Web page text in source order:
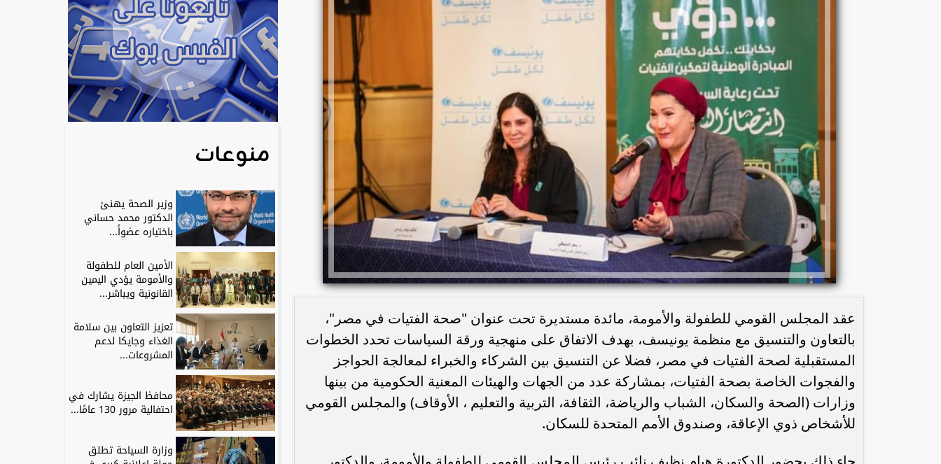
عقد المجلس القومي للطفولة والأمومة، مائدة مستديرة تحت عنوان "صحة الفتيات في مصر"،
بالتعاون والتنسيق مع منظمة يونيسف، بهدف الاتفاق على منهجية ورقة السياسات تحدد الخطوات
المستقبلية لصحة الفتيات في مصر، فضلا عن التنسيق بين الشركاء والخبراء لمعالجة الحواجز
والفجوات الخاصة بصحة الفتيات، بمشاركة عدد من الجهات والهيئات المعنية الحكومية من بينها
وزارات (الصحة والسكان، الشباب والرياضة، الثقافة، التربية والتعليم ، الأوقاف) والمجلس القومي
للأشخاص ذوي الإعاقة، وصندوق الأمم المتحدة للسكان.
منوعات
وزير الصحة يهنئ
الدكتور محمد حساني
باختياره عضواً...
الأمين العام للطفولة
والأمومة يؤدي اليمين
القانونية ويباشر...
تعزيز التعاون بين سلامة
الغذاء وجايكا لدعم
المشروعات...
محافظ الجيزة يشارك في
احتفالية مرور 130 عامًا...
وزارة السياحة تطلق